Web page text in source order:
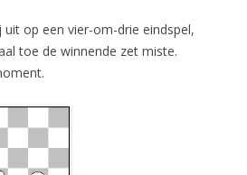
op een vier-om-drie eindspel,
toe de winnende zet miste.